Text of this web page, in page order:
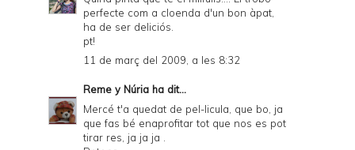
i
n
d
l
perfecte com a cloenda d'un bon àpat,
ha de ser deliciós.
pt!
11 de març del 2009, a les 8:32
Reme y Núria ha dit...
Mercé t'a quedat de pel-licula, que bo, ja
que fas bé enaprofitar tot que nos es pot
tirar res, ja ja ja .